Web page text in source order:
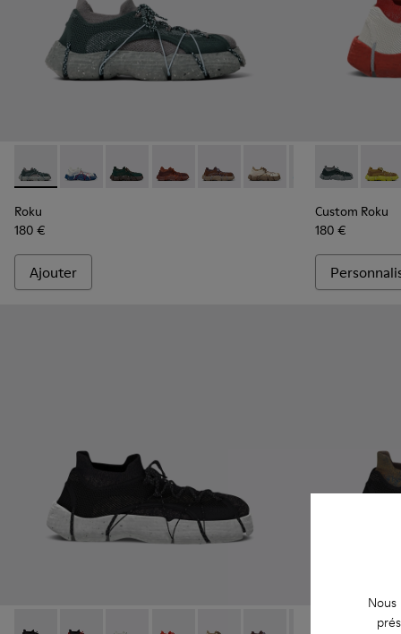
Roku - K100953-005 - Baskets grises pour homme
Roku - K100953-014 - Baskets en textile
Roku - K100953-012 - Baskets vertes pour
Roku - K100953-010 - Baskets
Roku - K100953-009 -
Roku - K100953-008 -
Roku -Roku -
Roku
180 €
Ajouter
Custom
Custom Roku
180 €